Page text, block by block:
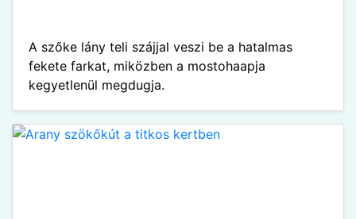
A szőke lány teli szájjal veszi be a hatalmas
fekete farkat, miközben a mostohaapja
kegyetlenül megdugja.